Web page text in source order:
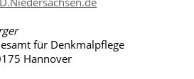
für Denkmalpflege
Hannover